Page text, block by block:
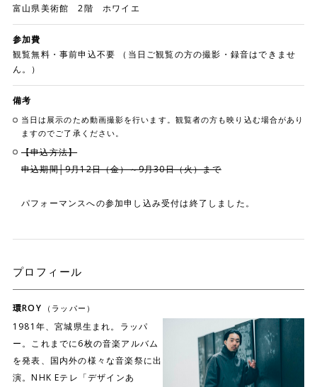
富山県美術館 2階 ホワイエ
参加費
観覧無料・事前申込不要 （当日ご観覧の方の撮影・録音はできませ
ん。）
備考
当日は展示のため動画撮影を行います。観覧者の方も映り込む場合があり
ますのでご了承ください。
【申込方法】
申込期間│9月12日（金）～9月30日（火）まで
パフォーマンスへの参加申し込み受付は終了しました。
プロフィール
環ROY （ラッパー）
1981年、宮城県生まれ。ラッパ
ー。これまでに6枚の音楽アルバム
を発表、国内外の様々な音楽祭に出
演。NHK Eテレ「デザインあ